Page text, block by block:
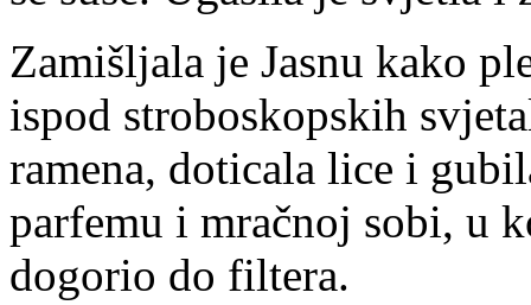
Zamišljala je Jasnu kako
ispod stroboskopskih
ramena, doticala lice i
parfemu i mračnoj sobi, u
dogorio do filtera.